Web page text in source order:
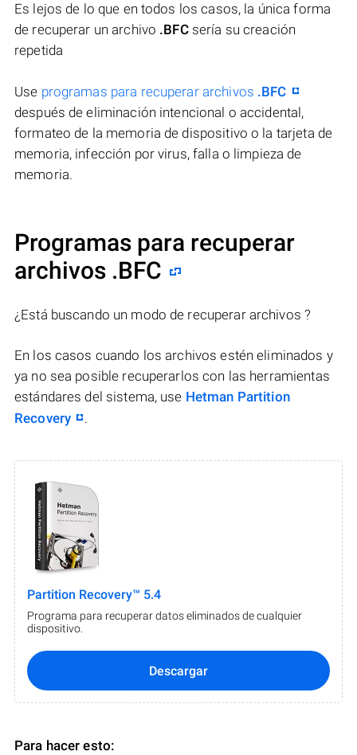
Es lejos de lo que en todos los casos, la única forma
de recuperar un archivo .BFCsería su creación
repetida
Use programas para recuperar archivos .BFC
después de eliminación intencional o accidental,
formateo de la memoria de dispositivo o la tarjeta de
memoria, infección por virus, falla o limpieza de
memoria.
Programas para recuperar
archivos .BFC
¿Está buscando un modo de recuperar archivos ?
En los casos cuando los archivos estén eliminados y
ya no sea posible recuperarlos con las herramientas
estándares del sistema, use Hetman Partition
Recovery
.
Partition Recovery™ 5.4
Programa para recuperar datos eliminados de cualquier
dispositivo.
Descargar
Para hacer esto: